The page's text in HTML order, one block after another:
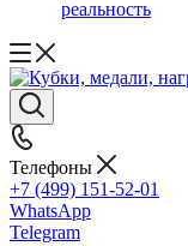
реальность
Телефоны
+7 (499) 151-52-01
WhatsApp
Telegram